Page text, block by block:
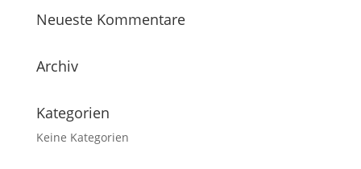
Neueste Kommentare
Archiv
Kategorien
Keine Kategorien